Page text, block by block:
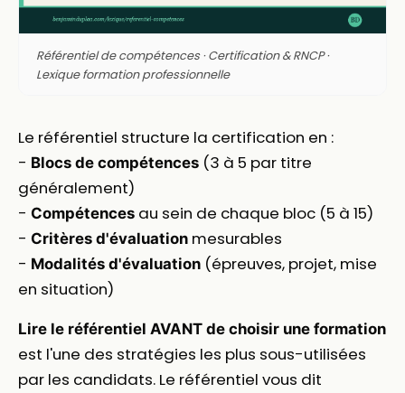
Référentiel de compétences · Certification & RNCP ·
Lexique formation professionnelle
Le référentiel structure la certification en :
- Blocs de compétences (3 à 5 par titre
généralement)
- Compétences au sein de chaque bloc (5 à 15)
- Critères d'évaluation mesurables
- Modalités d'évaluation (épreuves, projet, mise
en situation)
Lire le référentiel AVANT de choisir une formation
est l'une des stratégies les plus sous-utilisées
par les candidats. Le référentiel vous dit